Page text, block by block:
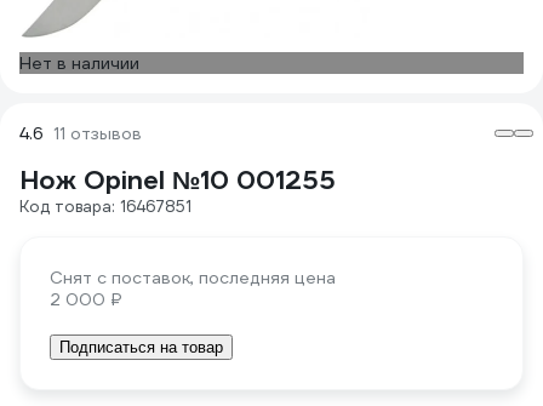
Нет в наличии
4.6 11 отзывов
Нож Opinel №10 001255
Код товара: 16467851
Снят с поставок, последняя цена
2 000 ₽
Подписаться на товар